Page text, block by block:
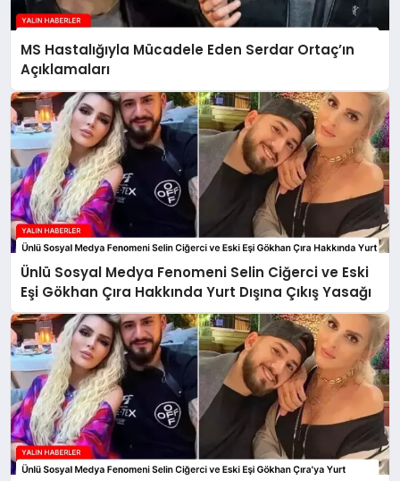
MS Hastalığıyla Mücadele Eden Serdar Ortaç’ın
Açıklamaları
Ünlü Sosyal Medya Fenomeni Selin Ciğerci ve Eski
Eşi Gökhan Çıra Hakkında Yurt Dışına Çıkış Yasağı